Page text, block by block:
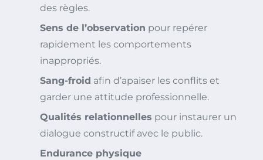
des règles.
Sens de l’observation pour repérer
rapidement les comportements
inappropriés.
Sang-froid afin d’apaiser les conflits et
garder une attitude professionnelle.
Qualités relationnelles pour instaurer un
dialogue constructif avec le public.
Endurance physique